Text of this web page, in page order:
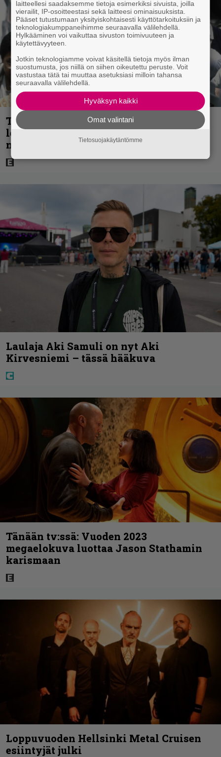
Tänään tv:ssä: Vuoden 1997 Bond-
leffassa nähdään hämmenttävän
nykyaikainen kännykkä
Laulaja Aki Samuli on nyt Aki
Kirvesniemi – tässä hääkuva
Tänään tv:ssä: Vuoden 2023
megaelokuva luottaa Jason Stathamin
karismaan
Loppuvuoden Hellsinki Metal Cruisen
esiintyjät julki
laitteellesi saadaksemme tietoja esimerkiksi sivuista, joilla
vierailit, IP-osoitteestasi sekä laitteesi ominaisuuksista.
Pääset tutustumaan yksityiskohtaisesti käyttötarkoituksiin ja
teknologiakumppaneihimme seuraavalla välilehdellä.
Hylkääminen voi vaikuttaa sivuston toimivuuteen ja
käytettävyyteen.
Jotkin teknologiamme voivat käsitellä tietoja myös ilman
suostumusta, jos niillä on siihen oikeutettu peruste. Voit
vastustaa tätä tai muuttaa asetuksiasi milloin tahansa
seuraavalla välilehdellä.
Hyväksyn kaikki
Omat valintani
Tietosuojakäytäntömme